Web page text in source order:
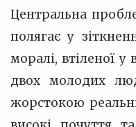
Центральна
полягає у
моралі, втіленої
двох молодих
жорстокою